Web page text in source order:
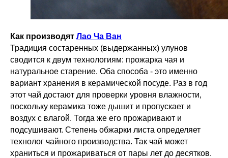
Как производят Лао Ча Ван
Традиция состаренных (выдержанных) улунов
сводится к двум технологиям: прожарка чая и
натуральное старение. Оба способа - это именно
вариант хранения в керамической посуде. Раз в год
этот чай достают для проверки уровня влажности,
поскольку керамика тоже дышит и пропускает и
воздух с влагой. Тогда же его прожаривают и
подсушивают. Степень обжарки листа определяет
технолог чайного производства. Так чай может
храниться и прожариваться от пары лет до десятков.